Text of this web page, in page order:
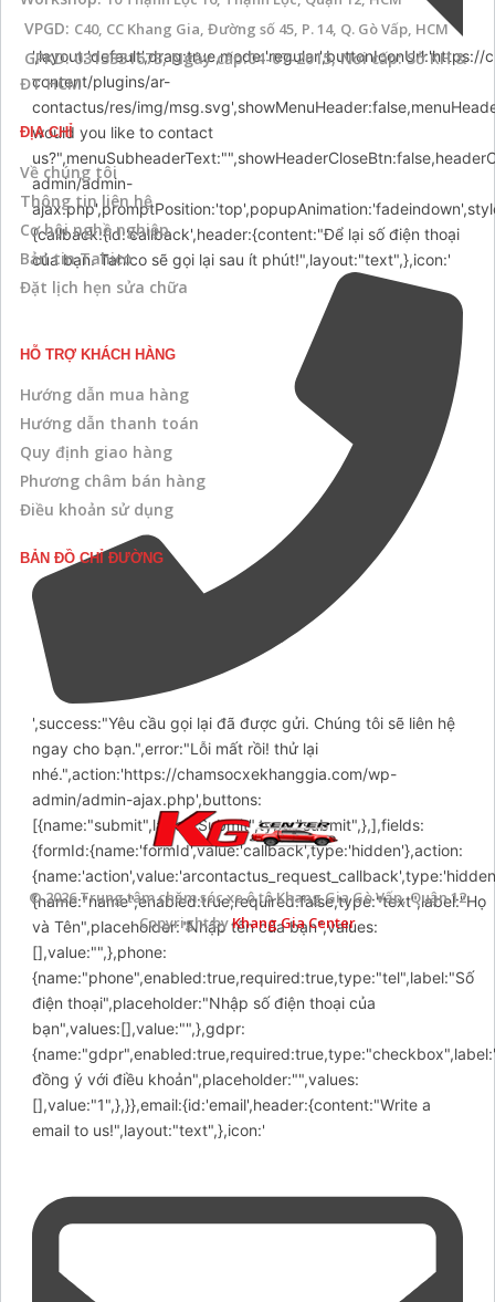
VPGD: C40, CC Khang Gia, Đường số 45, P. 14, Q. Gò Vấp, HCM
GPKD: 0313331673, Ngày cấp:04-07-2015, Nơi cấp: Sở KH &
ĐT HCM
ĐỊA CHỈ
Về chúng tôi
Thông tin liên hệ
Cơ hội nghề nghiệp
Bản tin Tahico
Đặt lịch hẹn sửa chữa
HỖ TRỢ KHÁCH HÀNG
Hướng dẫn mua hàng
Hướng dẫn thanh toán
Quy định giao hàng
Phương châm bán hàng
Điều khoản sử dụng
BẢN ĐỒ CHỈ ĐƯỜNG
© 2026 Trung tâm chăm sóc xe ô tô Khang Gia Gò Vấp, Quận 12
Copyright byKhang Gia Center
',layout:'default',drag:true,mode:'regular',buttonIconUrl:'https://
content/plugins/ar-
contactus/res/img/
would you like to contact
admin/admin-
{callback:{id:'callback',header:{content:"Để lại số điện thoại
của bạn. Tahico sẽ gọi lại sau ít phút!",layout:"text",},icon:'
',success:"Yêu cầu gọi lại đã được gửi. Chúng tôi sẽ liên hệ
ngay cho bạn.",error:"Lỗi mất rồi! thử lại
nhé.",action:'https://chamsocxekhanggia.com/wp-
admin/admin-ajax.php',buttons:
[{name:"submit",label:"Submit",type:"submit",},],fields:
{formId:{name:'formId',value:'callback',type:'hidden'},action:
{name:"name",enabled:true,required:false,type:"text",label:"Họ
và Tên",placeholder:"Nhập tên của bạn",values:
[],value:"",},phone:
{name:"phone",enabled:true,required:true,type:"tel",label:"Số
điện thoại",placeholder:"Nhập số điện thoại của
bạn",values:[],value:"",},gdpr:
đồng ý với điều khoản",placeholder:"",values:
[],value:"1",},}},email:{id:'email',header:{content:"Write a
email to us!",layout:"text",},icon:'